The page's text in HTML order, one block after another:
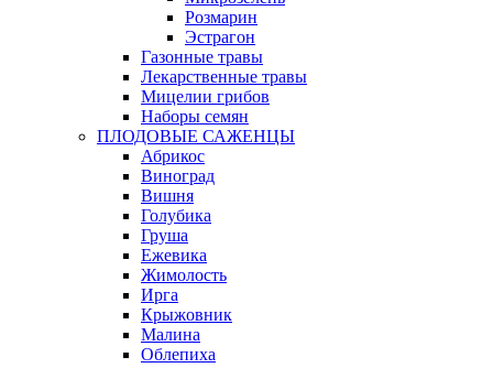
Розмарин
Эстрагон
Газонные травы
Лекарственные травы
Мицелии грибов
Наборы семян
ПЛОДОВЫЕ САЖЕНЦЫ
Абрикос
Виноград
Вишня
Голубика
Груша
Ежевика
Жимолость
Ирга
Крыжовник
Малина
Облепиха